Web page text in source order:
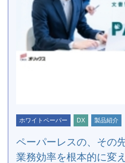
ホワイトペーパー DX 製品紹介
ペーパーレスの、その先
業務効率を根本的に変